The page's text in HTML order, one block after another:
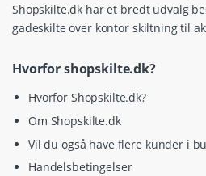
Shopskilte.dk har et bredt udvalg
gadeskilte over kontor skiltning til
Hvorfor shopskilte.dk?
Hvorfor Shopskilte.dk?
Om Shopskilte.dk
Vil du også have flere kunder i
Handelsbetingelser